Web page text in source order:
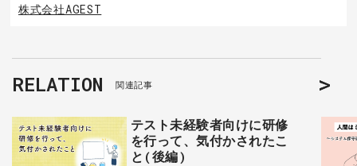
株式会社AGEST
RELATION 関連記事
テスト未経験者向けに研修
を行って、気付かされたこ
と(後編)